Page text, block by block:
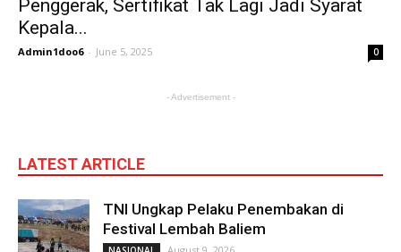
Penggerak, Sertifikat Tak Lagi Jadi Syarat
Kepala...
Admin1doo6 - June 5, 2025 0
- Advertisement -
LATEST ARTICLE
TNI Ungkap Pelaku Penembakan di
Festival Lembah Baliem